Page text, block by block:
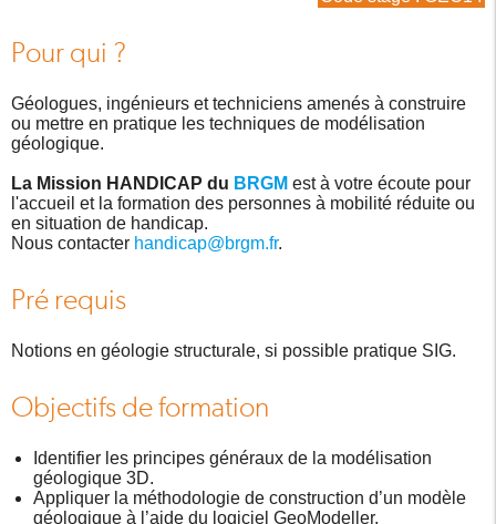
Pour qui ?
Géologues, ingénieurs et techniciens amenés à construire
ou mettre en pratique les techniques de modélisation
géologique.
La Mission HANDICAP du BRGM est à votre écoute pour
l'accueil et la formation des personnes à mobilité réduite ou
en situation de handicap.
Nous contacter handicap@brgm.fr.
Pré requis
Notions en géologie structurale, si possible pratique SIG.
Objectifs de formation
Identifier les principes généraux de la modélisation
géologique 3D.
Appliquer la méthodologie de construction d’un modèle
géologique à l’aide du logiciel GeoModeller.